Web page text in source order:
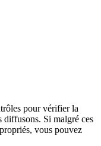
pour vérifier la
diffusons. Si malgré ces
vous pouvez